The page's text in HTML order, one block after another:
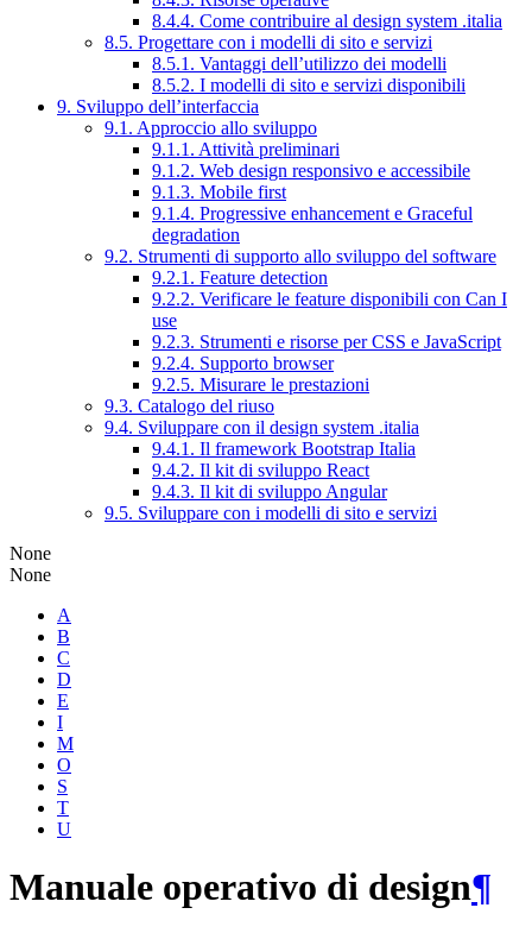
8.4.4. Come contribuire al design system .italia
8.5. Progettare con i modelli di sito e servizi
8.5.1. Vantaggi dell’utilizzo dei modelli
8.5.2. I modelli di sito e servizi disponibili
9. Sviluppo dell’interfaccia
9.1. Approccio allo sviluppo
9.1.1. Attività preliminari
9.1.2. Web design responsivo e accessibile
9.1.3. Mobile first
9.1.4. Progressive enhancement e Graceful
degradation
9.2. Strumenti di supporto allo sviluppo del software
9.2.1. Feature detection
9.2.2. Verificare le feature disponibili con Can I
use
9.2.3. Strumenti e risorse per CSS e JavaScript
9.2.4. Supporto browser
9.2.5. Misurare le prestazioni
9.3. Catalogo del riuso
9.4. Sviluppare con il design system .italia
9.4.1. Il framework Bootstrap Italia
9.4.2. Il kit di sviluppo React
9.4.3. Il kit di sviluppo Angular
9.5. Sviluppare con i modelli di sito e servizi
None
None
A
B
C
D
E
I
M
O
S
T
U
Manuale operativo di design¶